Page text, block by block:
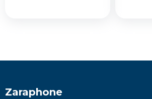
Zaraphone